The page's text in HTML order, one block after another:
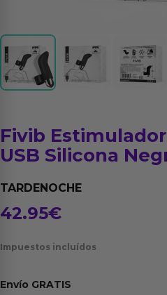
Fivib
USB Silicona
TARDENOCHE
42.95€
Impuestos incluídos
Envío GRATIS